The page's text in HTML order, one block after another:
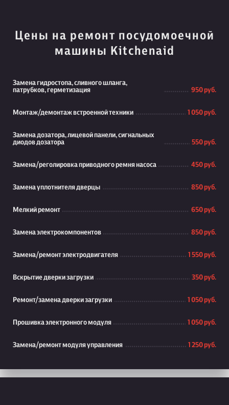
Цены на ремонт посудомоечной
машины Kitchenaid
Замена гидростопа, сливного шланга,
патрубков, герметизация
950 руб.
Монтаж/демонтаж встроенной техники 1 050 руб.
Замена дозатора, лицевой панели, сигнальных
диодов дозатора
550 руб.
Замена/реголировка приводного ремня насоса 450 руб.
Замена уплотнителя дверцы 850 руб.
Мелкий ремонт 650 руб.
Замена электрокомпонентов 850 руб.
Замена/ремонт электродвигателя 1 550 руб.
Вскрытие дверки загрузки 350 руб.
Ремонт/замена дверки загрузки 1 050 руб.
Прошивка электронного модуля 1 050 руб.
Замена/ремонт модуля управления 1 250 руб.